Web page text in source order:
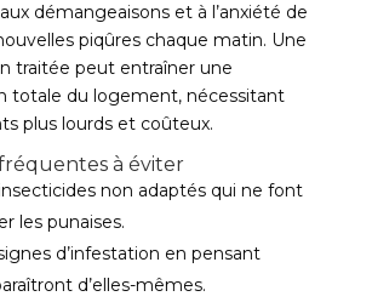
démangeaisons et à l’anxiété de
piqûres chaque matin. Une
traitée peut entraîner une
totale du logement, nécessitant
plus lourds et coûteux.
à éviter
non adaptés qui ne font
les punaises.
d’infestation en pensant
d’elles-mêmes.